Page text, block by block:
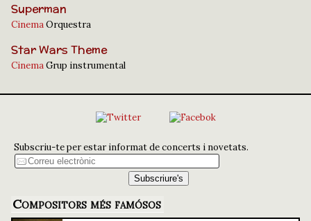
Superman
CinemaOrquestra
Star Wars Theme
CinemaGrup instrumental
Subscriu-te per estar informat de concerts i novetats.
Compositors més famósos